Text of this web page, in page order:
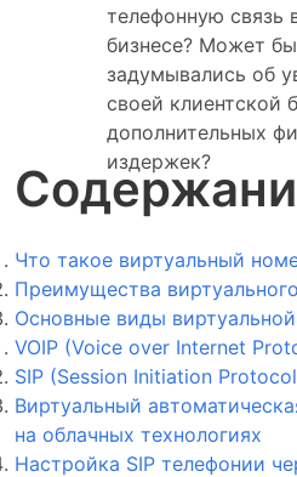
телефонную связь
бизнесе? Может
задумывались об
своей клиентской
дополнительных
издержек?
Что такое виртуальный
Преимущества
Основные виды
VOIP (Voice over Internet
SIP (Session Initiation
Виртуальный
на облачных технологиях
Настройка SIP телефонии